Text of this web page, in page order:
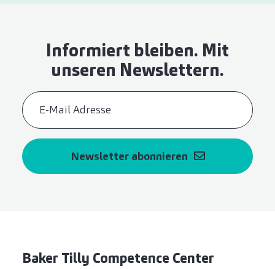
Informiert bleiben. Mit
unseren Newslettern.
Newsletter abonnieren
Baker Tilly Competence Center